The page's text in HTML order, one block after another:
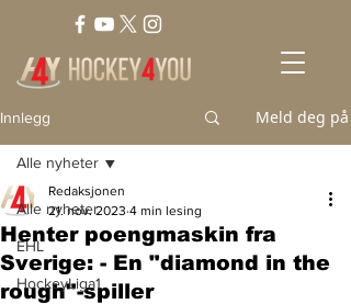
Innlegg Meld deg på
Alle nyheter
EHL
HockeyLiga1
Alle nyheter
Henter poengmaskin fra
Sverige: - En "diamond in the
rough"-spiller
Redaksjonen
21. nov. 2023 4 min lesing